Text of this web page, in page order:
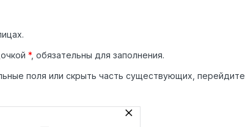
*, обязательны для заполнения.
поля или скрыть часть существующих, перейдите